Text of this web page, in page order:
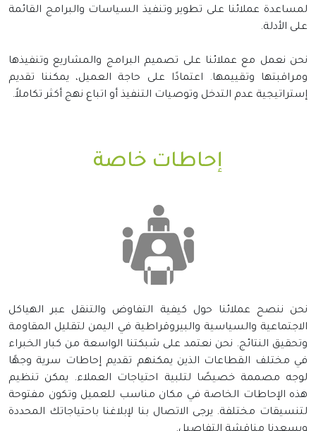
لمساعدة عملائنا على تطوير وتنفيذ السياسات والبرامج القائمة
على الأدلة.
نحن نعمل مع عملائنا على تصميم البرامج والمشاريع وتنفيذها
ومراقبتها وتقييمها. اعتمادًا على حاجة العميل، يمكننا تقديم
إستراتيجية عدم التدخل وتوصيات التنفيذ أو اتباع نهج أكثر تكاملاً.
إحاطات خاصة
نحن ننصح عملائنا حول كيفية التفاوض والتنقل عبر الهياكل
الاجتماعية والسياسية والبيروقراطية في اليمن لتقليل المقاومة
وتحقيق النتائج. نحن نعتمد على شبكتنا الواسعة من كبار الخبراء
في مختلف القطاعات الذين يمكنهم تقديم إحاطات سرية وجهًا
لوجه مصممة خصيصًا لتلبية احتياجات العملاء. يمكن تنظيم
هذه الإحاطات الخاصة في مكان مناسب للعميل وتكون مفتوحة
لتنسيقات مختلفة. يرجى الاتصال بنا لإبلاغنا باحتياجاتك المحددة